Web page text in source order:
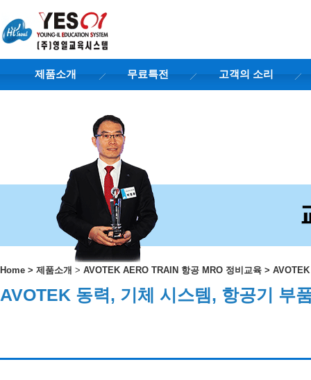
제품소개 무료특전 고객의 소리
Home > 제품소개 > AVOTEK AERO TRAIN 항공 MRO 정비교육 >
AVOTEK 동력, 기체 시스템, 항공기 부